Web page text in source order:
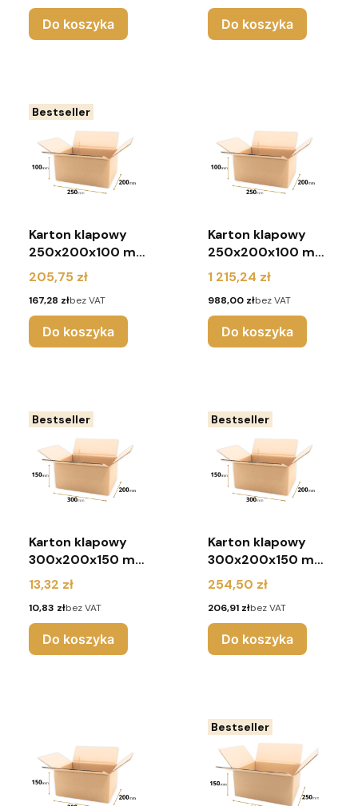
Do koszyka Do koszyka
Bestseller
Karton klapowy
250x200x100 mm
(pakiet 240 sztuk)
Cena
205,75 zł
Cena
167,28 złbez VAT
Do koszyka
Karton klapowy
250x200x100 mm
(paleta 1800
sztuk)
Cena
1 215,24 zł
Cena
988,00 złbez VAT
Do koszyka
Bestseller
Karton klapowy
300x200x150 mm
(pakiet 10 sztuk)
Cena
13,32 zł
Cena
10,83 złbez VAT
Do koszyka
Bestseller
Karton klapowy
300x200x150 mm
(pakiet 220 sztuk)
Cena
254,50 zł
Cena
206,91 złbez VAT
Do koszyka
Bestseller